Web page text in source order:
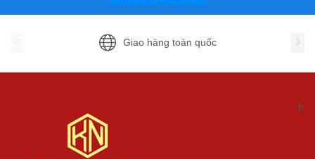
Giao hàng toàn quốc